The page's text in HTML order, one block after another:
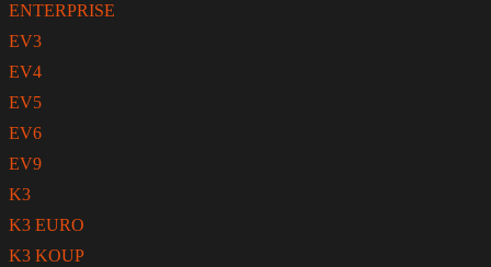
ENTERPRISE
EV3
EV4
EV5
EV6
EV9
K3
K3 EURO
K3 KOUP